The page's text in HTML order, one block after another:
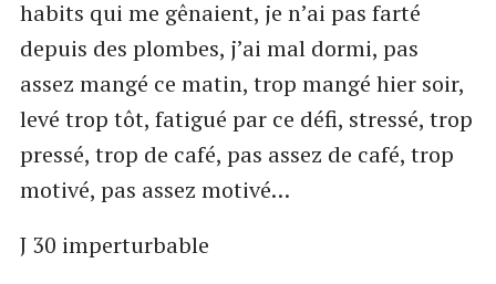
habits qui me gênaient, je n’ai pas farté
depuis des plombes, j’ai mal dormi, pas
assez mangé ce matin, trop mangé hier soir,
levé trop tôt, fatigué par ce défi, stressé, trop
pressé, trop de café, pas assez de café, trop
motivé, pas assez motivé…
J 30 imperturbable